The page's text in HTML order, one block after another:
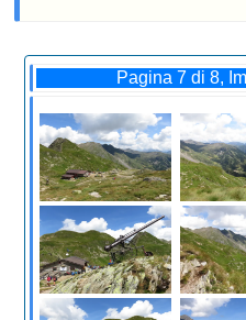
Pagina 7 di 8,